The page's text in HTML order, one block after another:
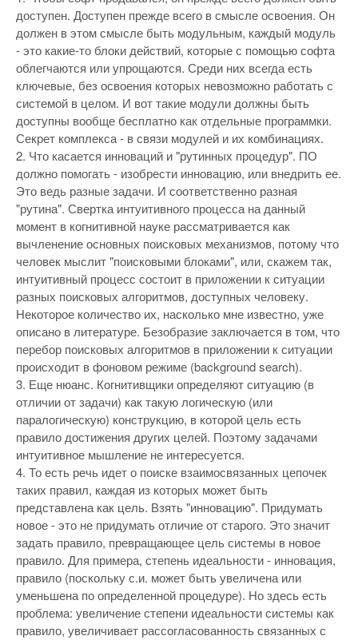
доступен. Доступен прежде всего в смысле освоения. Он
должен в этом смысле быть модульным, каждый модуль
- это какие-то блоки действий, которые с помощью софта
облегчаются или упрощаются. Среди них всегда есть
ключевые, без освоения которых невозможно работать с
системой в целом. И вот такие модули должны быть
доступны вообще бесплатно как отдельные программки.
Секрет комплекса - в связи модулей и их комбинациях.
2. Что касается инноваций и "рутинных процедур". ПО
должно помогать - изобрести инновацию, или внедрить ее.
Это ведь разные задачи. И соответственно разная
"рутина". Свертка интуитивного процесса на данный
момент в когнитивной науке рассматривается как
вычленение основных поисковых механизмов, потому что
человек мыслит "поисковыми блоками", или, скажем так,
интуитивный процесс состоит в приложении к ситуации
разных поисковых алгоритмов, доступных человеку.
Некоторое количество их, насколько мне известно, уже
описано в литературе. Безобразие заключается в том, что
перебор поисковых алгоритмов в приложении к ситуации
происходит в фоновом режиме (background search).
3. Еще нюанс. Когнитивщики определяют ситуацию (в
отличии от задачи) как такую логическую (или
паралогическую) конструкцию, в которой цель есть
правило достижения других целей. Поэтому задачами
интуитивное мышление не интересуется.
4. То есть речь идет о поиске взаимосвязанных цепочек
таких правил, каждая из которых может быть
представлена как цель. Взять "инновацию". Придумать
новое - это не придумать отличие от старого. Это значит
задать правило, превращающее цель системы в новое
правило. Для примера, степень идеальности - инновация,
правило (поскольку с.и. может быть увеличена или
уменьшена по определенной процедуре). Но здесь есть
проблема: увеличение степени идеальности системы как
правило, увеличивает рассогласованность связанных с